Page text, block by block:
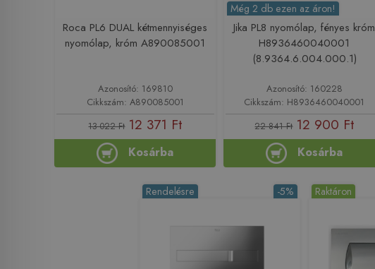
Roca PL6 DUAL kétmennyiséges
nyomólap, króm A890085001
Azonosító: 169810
Cikkszám: A890085001
13 022 Ft 12 371 Ft
Kosárba
Még 2 db ezen az áron!
Jika PL8 nyomólap, fényes króm
H8936460040001
(8.9364.6.004.000.1)
Azonosító: 160228
Cikkszám: H8936460040001
22 841 Ft 12 900 Ft
Kosárba
-5%
Rendelésre Raktáron